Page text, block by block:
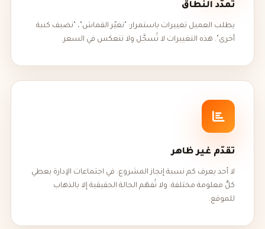
تمدّد النطاق
يطلب العميل تغييرات باستمرار: "نغيّر القماش"، "نضيف كنبة
أخرى". هذه التغييرات لا تُسجَّل ولا تنعكس في السعر.
تقدّم غير ظاهر
لا أحد يعرف كم نسبة إنجاز المشروع. في اجتماعات الإدارة يعطي
كلٌّ معلومة مختلفة. ولا تُفهَم الحالة الحقيقية إلا بالذهاب
للموقع.